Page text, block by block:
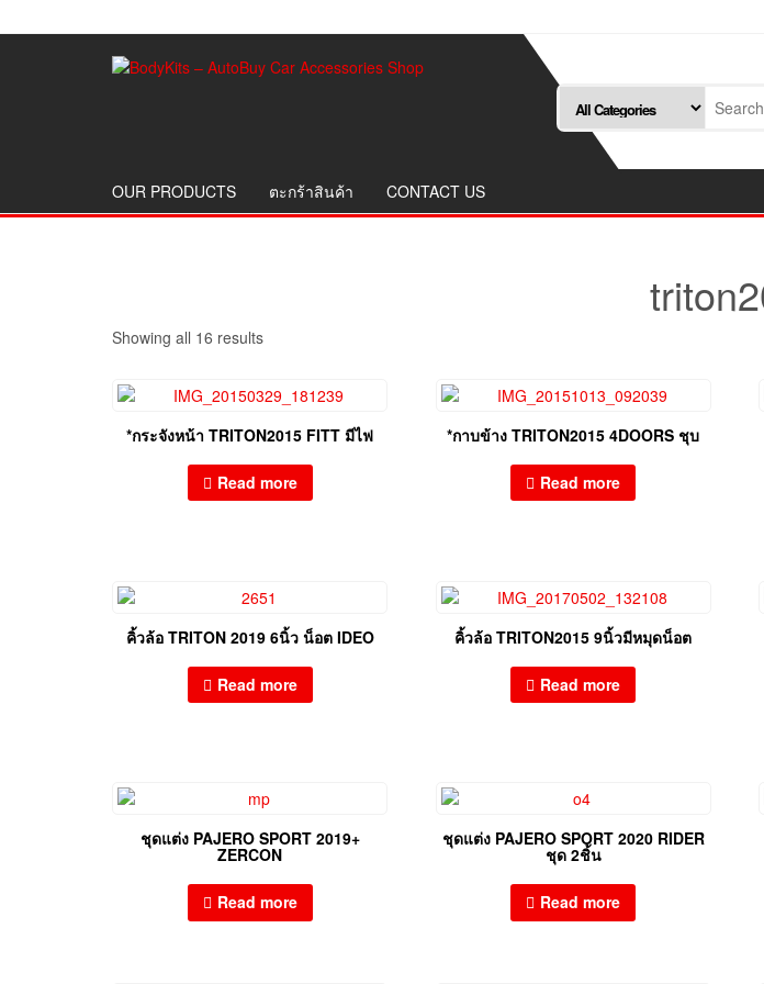
OUR PRODUCTS ตะกร้าสินค้า CONTACT US
Showing all 16 results
*กระจังหน้า TRITON2015 FITT มีไฟ
Read more
*กาบข้าง TRITON2015 4DOORS ชุบ
Read more
คิ้วล้อ TRITON 2019 6นิ้ว น็อต IDEO
Read more
คิ้วล้อ TRITON2015 9นิ้วมีหมุดน็อต
Read more
ชุดแต่ง PAJERO SPORT 2019+
ZERCON
Read more
ชุดแต่ง PAJERO SPORT 2020 RIDER
ชุด 2ชิ้น
Read more